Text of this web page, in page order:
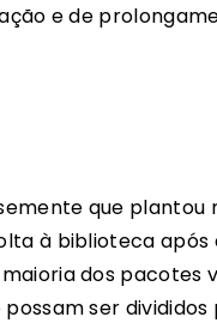
e de
que plantou
à biblioteca após
dos pacotes
ser